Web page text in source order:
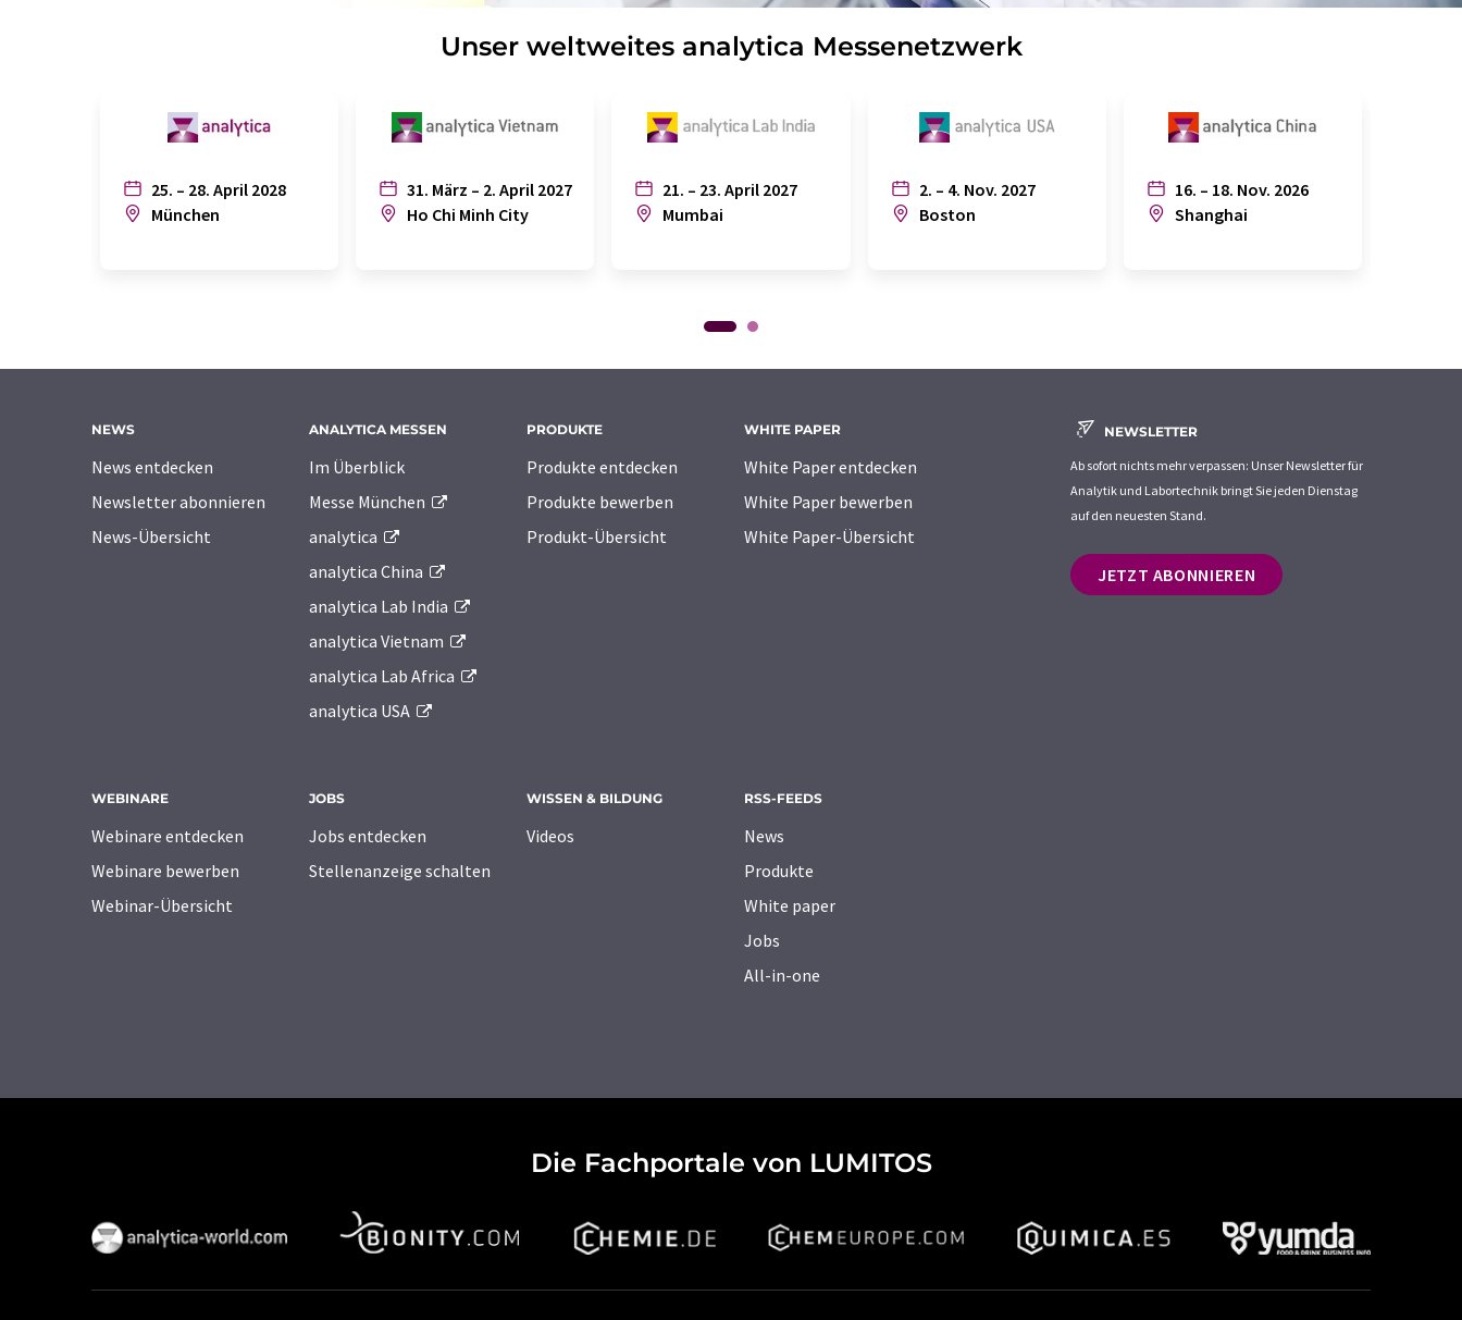
Unser weltweites analytica Messenetzwerk
25. – 28. April 2028
München
31. März – 2. April 2027
Ho Chi Minh City
21. – 23. April 2027
Mumbai
2. – 4. Nov. 2027
Boston
16. – 18. Nov. 2026
Shanghai
NEWS
News entdecken
Newsletter abonnieren
News-Übersicht
ANALYTICA MESSEN
Im Überblick
Messe München
analytica
analytica China
analytica Lab India
analytica Vietnam
analytica Lab Africa
analytica USA
PRODUKTE
Produkte entdecken
Produkte bewerben
Produkt-Übersicht
WHITE PAPER
White Paper entdecken
White Paper bewerben
White Paper-Übersicht
WEBINARE
Webinare entdecken
Webinare bewerben
Webinar-Übersicht
JOBS
Jobs entdecken
Stellenanzeige schalten
WISSEN & BILDUNG
Videos
RSS-FEEDS
News
Produkte
White paper
Jobs
All-in-one
NEWSLETTER
Ab sofort nichts mehr verpassen: Unser Newsletter für
Analytik und Labortechnik bringt Sie jeden Dienstag
auf den neuesten Stand.
JETZT ABONNIEREN
Die Fachportale von LUMITOS